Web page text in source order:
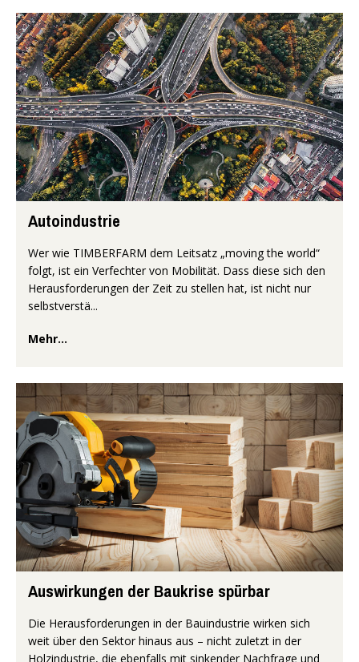
Autoindustrie
Wer wie TIMBERFARM dem Leitsatz „moving the world“
folgt, ist ein Verfechter von Mobilität. Dass diese sich den
Herausforderungen der Zeit zu stellen hat, ist nicht nur
selbstverstä...
Mehr...
Auswirkungen der Baukrise spürbar
Die Herausforderungen in der Bauindustrie wirken sich
weit über den Sektor hinaus aus – nicht zuletzt in der
Holzindustrie, die ebenfalls mit sinkender Nachfrage und